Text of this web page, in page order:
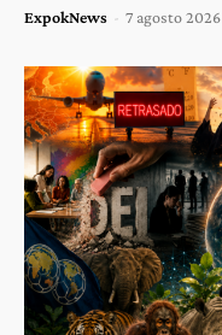
ExpokNews - 7 agosto 2026